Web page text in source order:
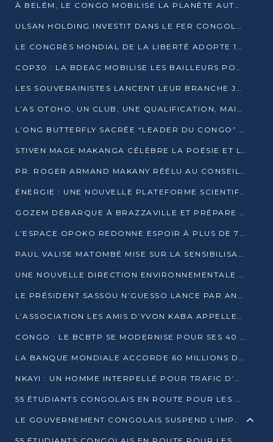
À BELÉM, LE CONGO MOBILISE LA PLANÈTE AUTOUR DU FONDS BLEU POUR LE BASSIN DU CONGO
ULSAN HOLDING INVESTIT DANS LE FER CONGOLAIS
LE CONGRÈS MONDIAL DE LA LIBERTÉ ADOPTE 14 RÉSOLUTIONS HISTORIQUES
COP30 : LA BDEAC MOBILISE LES BAILLEURS POUR LE FONDS BLEU DU BASSIN DU CONGO
LES SOUVERAINISTES LANCENT LEUR BRANCHE JEUNE À BRAZZAVILLE
L’AS OTOHO, UN CLUB, UNE QUALIFICATION, MAIS ENCORE DES DOUTES
L’ONG BUTTERFLY SACRÉE “LEADER DU CONGO” AU PRIX D’EXCELLENCE 2025
STIVEN MAGE MAKANGA CÉLÈBRE LA POÉSIE ET L’HUMAIN AVEC SON RECUEIL “HECTARE”
PR. ROGER ARMAND MAKANY RÉÉLU AU CONSEIL DE L’AUF
ÉNERGIE : UNE NOUVELLE PLATEFORME SCIENTIFIQUE POUR LA TRANSITION ÉNERGÉTIQUE EN AFRIQUE CENTRALE
GOZEM DÉBARQUE À BRAZZAVILLE ET PRÉPARE SON ARRIVÉE À POINTE-NOIRE
L’ESPACE OPOKO REDONNE ESPOIR À PLUS DE 775 ÉLÈVES AUTOCHTONES DANS LE NORD DU CONGO
PAUL VALISE MATOMBÉ MISE SUR LA SENSIBILISATION POUR ÉRAQUER LE GRAND BANDITISME
UNE NOUVELLE DIRECTION ENVIRONNEMENTALE POUR RENFORCER LA GESTION DES DONNÉES AU CONGO
LE PRÉSIDENT SASSOU N’GUESSO LANCE PAR ANTICIPATION LA 39ÈME JOURNÉE NATIONALE DE L’ARBRE
L’ASSOCIATION LES AMIS D’YVON KABA APPELLENT DENIS SASSOU N’GUESSO À SE PORTER CANDIDAT
CONGO : LE BCBTP SE MODERNISE POUR SES 40 ANS D’EXISTENCE
LA BANQUE MONDIALE ACCORDE 60 MILLIONS DE DOLLARS POUR LA RÉSILIENCE URBAINE AU CONGO
NKAYI : UN HOMME INTERPELLÉ POUR TRAFIC D’UN BÉBÉ CHIMPANZÉ
55 ÉTUDIANTS CONGOLAIS EN ROUTE POUR LES UNIVERSITÉS ALGÉRIENNES
LE GOUVERNEMENT CONGOLAIS SUSPEND L’IMPORTATION DES MACHETTES ET DES MOTOS